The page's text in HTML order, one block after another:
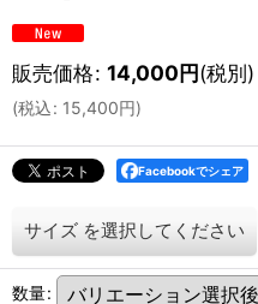
販売価格: 14,000円(税別)
(税込: 15,400円)
Facebookでシェア
サイズ を選択してください
数量: